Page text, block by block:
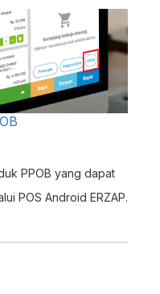
PPOB yang dapat
POS Android ERZAP.